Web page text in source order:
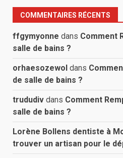
COMMENTAIRES RÉCENTS
ffgymyonne dans Comment
salle de bains ?
orhaesozewol dans
de salle de bains ?
trududiv dans Comment
salle de bains ?
Lorène Bollens dentiste à
trouver un artisan pour le